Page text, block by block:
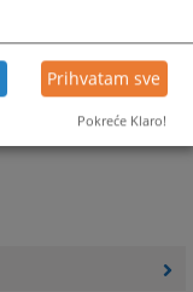
Prihvatam sve
Pokreće Klaro!